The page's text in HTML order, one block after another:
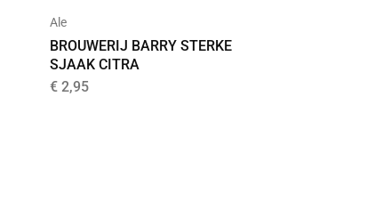
Ale
BROUWERIJ BARRY STERKE
SJAAK CITRA
€ 2,95